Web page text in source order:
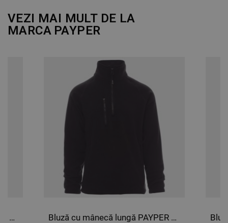
VEZI MAI MULT DE LA
MARCA PAYPER
Bluză cu mânecă lungă PAYPER DOLOMITI+ GRI INCHIS Bluză cu mânecă lungă PAYPER DOLOMITI+ NEGRU